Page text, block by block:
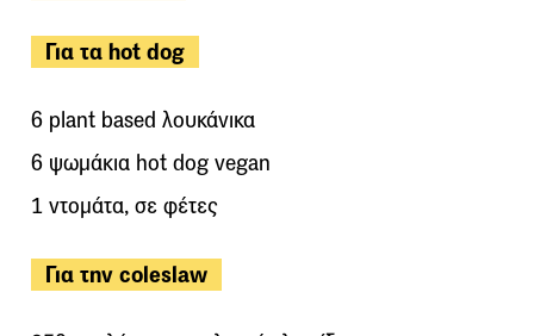
Για τα hot dog
6 plant based λουκάνικα
6 ψωμάκια hot dog vegan
1 ντομάτα, σε φέτες
Για την coleslaw